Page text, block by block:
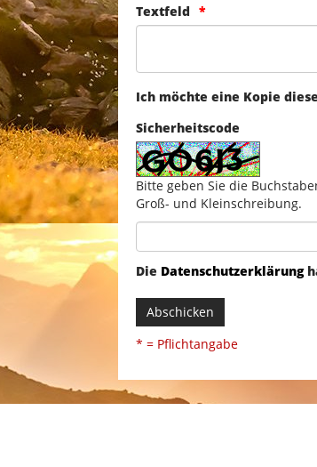
Textfeld
Ich möchte eine Kopie
Sicherheitscode
Bitte geben Sie die
Groß- und Kleinschreibung.
Die Datenschutzerklärung
Abschicken
* = Pflichtangabe